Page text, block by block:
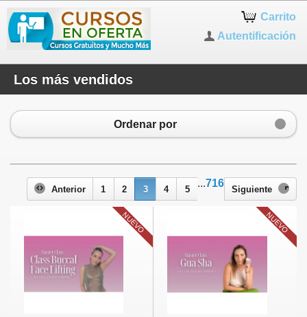
Carrito
Autentificación
Los más vendidos
Ordenar por
Anterior 1 2 3 4 5
...716
Siguiente
NUEVO NUEVO